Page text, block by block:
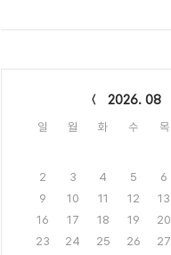
2026. 08
일 월 화 수 목
2
3 4 5 6
9
10 11 12 13
16
17 18 19 20
23
24 25 26 27